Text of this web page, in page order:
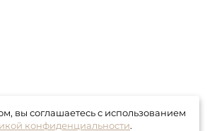
вы соглашаетесь с использованием
конфиденциальности.